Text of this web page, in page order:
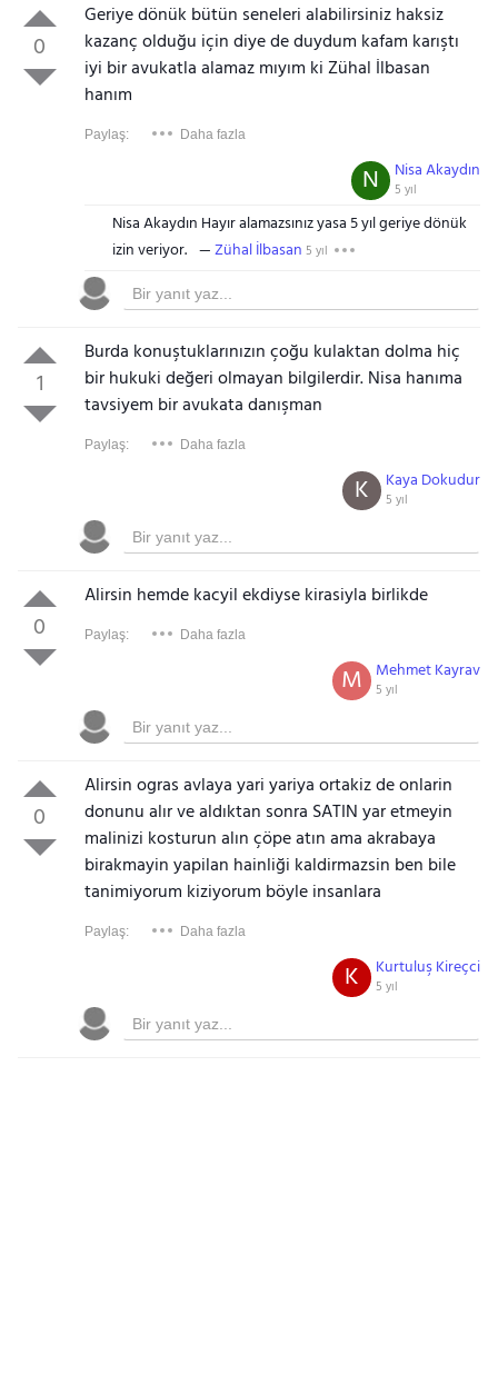
0
Geriye dönük bütün seneleri alabilirsiniz haksiz
kazanç olduğu için diye de duydum kafam karıştı
iyi bir avukatla alamaz mıyım ki Zühal İlbasan
hanım
Paylaş: Daha fazla
Nisa Akaydın
5 yıl
N
Nisa Akaydın Hayır alamazsınız yasa 5 yıl geriye dönük
izin veriyor.
Zühal İlbasan 5 yıl
1
Burda konuştuklarınızın çoğu kulaktan dolma hiç
bir hukuki değeri olmayan bilgilerdir. Nisa hanıma
tavsiyem bir avukata danışman
Paylaş: Daha fazla
Kaya Dokudur
5 yıl
K
0
Alirsin hemde kacyil ekdiyse kirasiyla birlikde
Paylaş: Daha fazla
Mehmet Kayrav
5 yıl
M
0
Alirsin ogras avlaya yari yariya ortakiz de onlarin
donunu alır ve aldıktan sonra SATIN yar etmeyin
malinizi kosturun alın çöpe atın ama akrabaya
birakmayin yapilan hainliği kaldirmazsin ben bile
tanimiyorum kiziyorum böyle insanlara
Paylaş: Daha fazla
Kurtuluş Kireçci
5 yıl
K